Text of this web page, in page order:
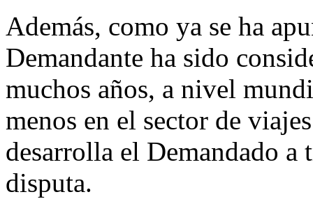
Además, como ya se ha
Demandante ha sido
muchos años, a nivel
menos en el sector de
desarrolla el Demandado
disputa.